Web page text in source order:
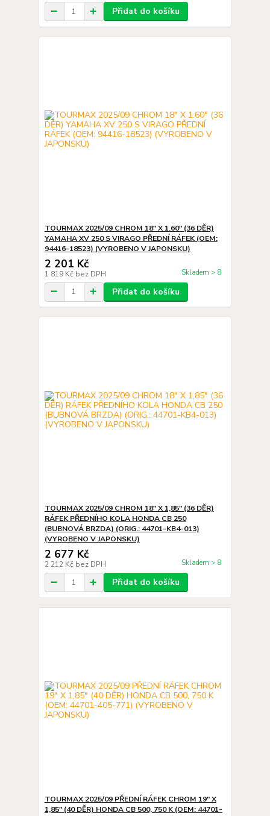
Přidat do košíku
TOURMAX 2025/09 CHROM 18" X 1.60" (36 DĚR)
YAMAHA XV 250 S VIRAGO PŘEDNÍ RÁFEK (OEM:
94416-18523) (VYROBENO V JAPONSKU)
2 201 Kč
1 819 Kč bez DPH Skladem > 8
Přidat do košíku
TOURMAX 2025/09 CHROM 18" X 1,85" (36 DĚR)
RÁFEK PŘEDNÍHO KOLA HONDA CB 250
(BUBNOVÁ BRZDA) (ORIG.: 44701-KB4-013)
(VYROBENO V JAPONSKU)
2 677 Kč
2 212 Kč bez DPH Skladem > 8
Přidat do košíku
TOURMAX 2025/09 PŘEDNÍ RÁFEK CHROM 19" X
1,85" (40 DĚR) HONDA CB 500, 750 K (OEM: 44701-